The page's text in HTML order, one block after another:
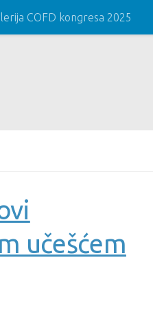
COFD kongresa 2025
učešćem